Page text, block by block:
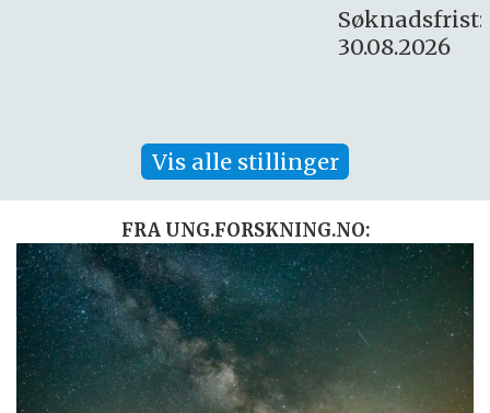
Vis alle stillinger
FRA UNG.FORSKNING.NO: